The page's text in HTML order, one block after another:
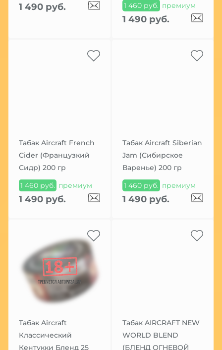
1 490 руб. 1 460 руб. премиум
1 490 руб.
Табак Aircraft French
Cider (Французкий
Сидр) 200 гр
1 460 руб. премиум
1 490 руб.
Табак Aircraft Siberian
Jam (Сибирское
Варенье) 200 гр
1 460 руб. премиум
1 490 руб.
Табак Aircraft
Классический
Кентукки Бленд 25
Табак AIRCRAFT NEW
WORLD BLEND
(БЛЕНД ОГНЕВОЙ